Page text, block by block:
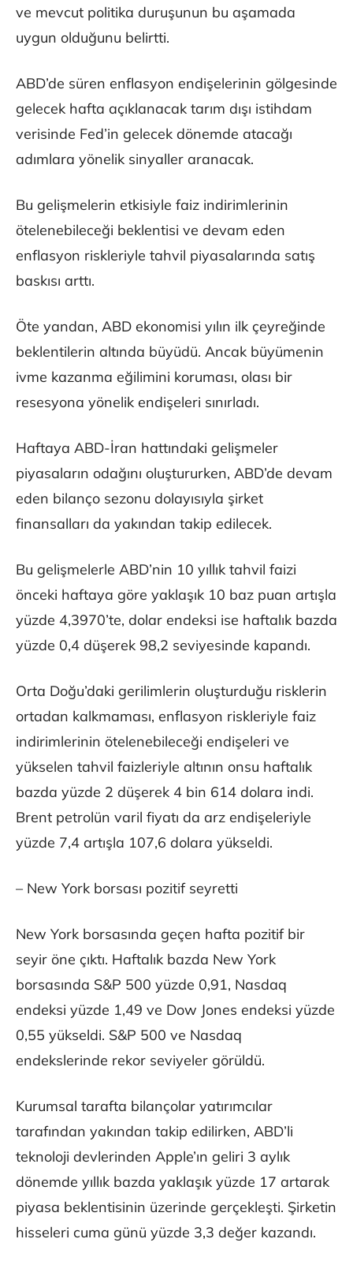
ve mevcut politika duruşunun bu aşamada
uygun olduğunu belirtti.
ABD’de süren enflasyon endişelerinin gölgesinde
gelecek hafta açıklanacak tarım dışı istihdam
verisinde Fed’in gelecek dönemde atacağı
adımlara yönelik sinyaller aranacak.
Bu gelişmelerin etkisiyle faiz indirimlerinin
ötelenebileceği beklentisi ve devam eden
enflasyon riskleriyle tahvil piyasalarında satış
baskısı arttı.
Öte yandan, ABD ekonomisi yılın ilk çeyreğinde
beklentilerin altında büyüdü. Ancak büyümenin
ivme kazanma eğilimini koruması, olası bir
resesyona yönelik endişeleri sınırladı.
Haftaya ABD-İran hattındaki gelişmeler
piyasaların odağını oluştururken, ABD’de devam
eden bilanço sezonu dolayısıyla şirket
finansalları da yakından takip edilecek.
Bu gelişmelerle ABD’nin 10 yıllık tahvil faizi
önceki haftaya göre yaklaşık 10 baz puan artışla
yüzde 4,3970’te, dolar endeksi ise haftalık bazda
yüzde 0,4 düşerek 98,2 seviyesinde kapandı.
Orta Doğu’daki gerilimlerin oluşturduğu risklerin
ortadan kalkmaması, enflasyon riskleriyle faiz
indirimlerinin ötelenebileceği endişeleri ve
yükselen tahvil faizleriyle altının onsu haftalık
bazda yüzde 2 düşerek 4 bin 614 dolara indi.
Brent petrolün varil fiyatı da arz endişeleriyle
yüzde 7,4 artışla 107,6 dolara yükseldi.
– New York borsası pozitif seyretti
New York borsasında geçen hafta pozitif bir
seyir öne çıktı. Haftalık bazda New York
borsasında S&P 500 yüzde 0,91, Nasdaq
endeksi yüzde 1,49 ve Dow Jones endeksi yüzde
0,55 yükseldi. S&P 500 ve Nasdaq
endekslerinde rekor seviyeler görüldü.
Kurumsal tarafta bilançolar yatırımcılar
tarafından yakından takip edilirken, ABD’li
teknoloji devlerinden Apple’ın geliri 3 aylık
dönemde yıllık bazda yaklaşık yüzde 17 artarak
piyasa beklentisinin üzerinde gerçekleşti. Şirketin
hisseleri cuma günü yüzde 3,3 değer kazandı.